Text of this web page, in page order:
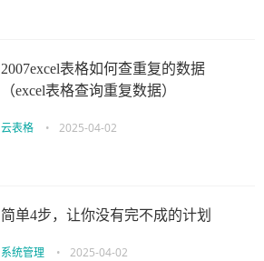
2007excel表格如何查重复的数据
（excel表格查询重复数据）
云表格 • 2025-04-02
简单4步，让你没有完不成的计划
系统管理 • 2025-04-02